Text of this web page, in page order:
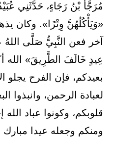
مُرَجَّأُ بْنُ رَجَاءٍ، حَدَّثَنِي
«وَيَأْكُلُهُنَّ وِتْرًا». وكان
آخر فعن النَّبِيُّ صَلَّى
‌عِيدٍ ‌خَالَفَ الطَّرِيقَ» الله
بعيدكم، فإن الفرح يجلو
لعبادة الرحمن، وانبذوا
قلوبكم، وكونوا عباد الله
ومنكم وجعله عيدا مبارك